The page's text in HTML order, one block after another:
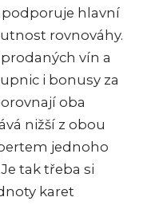
hlavní
rovnováhy.
vín a
i bonusy za
oba
nižší z obou
jednoho
tak třeba si
karet